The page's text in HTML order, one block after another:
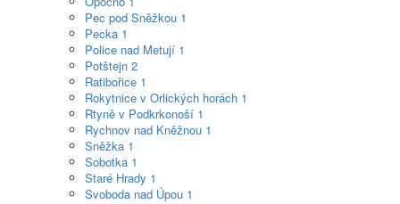
Pec pod Sněžkou 1
Pecka 1
Police nad Metují 1
Potštejn 2
Ratibořice 1
Rokytnice v Orlických horách 1
Rtyně v Podkrkonoší 1
Rychnov nad Kněžnou 1
Sněžka 1
Sobotka 1
Staré Hrady 1
Svoboda nad Úpou 1